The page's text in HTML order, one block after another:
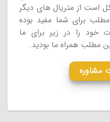
است از متریال های دیگر
مطلب برای شما مفید بوده
خود را در زیر برای ما
مطلب همراه ما بودید.
مشاوره